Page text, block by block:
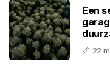
Een
22